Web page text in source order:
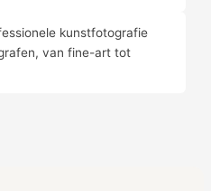
kunstfotografie
van fine-art tot